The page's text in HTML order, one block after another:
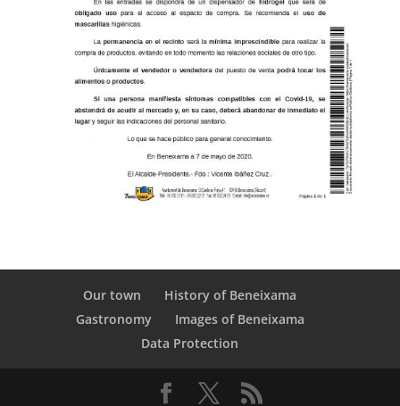
Our town
History of Beneixama
Gastronomy
Images of Beneixama
Data Protection